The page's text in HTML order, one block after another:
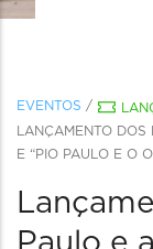
EVENTOS /
LANÇAMENTO
E “PIO PAULO E O